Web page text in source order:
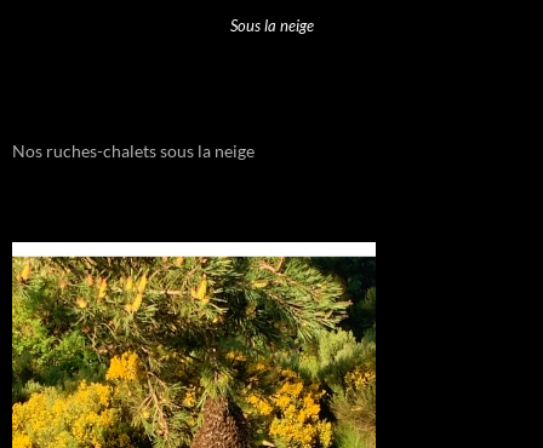
Sous la neige
Nos ruches-chalets sous la neige